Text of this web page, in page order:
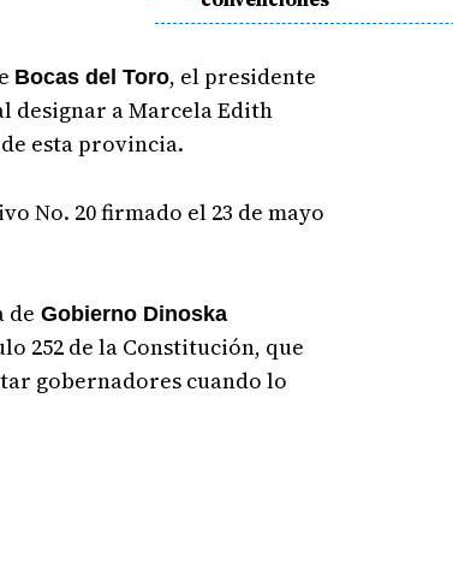
Bocas del Toro, el presidente
a Marcela Edith
esta provincia.
No. 20 firmado el 23 de mayo
de Gobierno Dinoska
252 de la Constitución, que
gobernadores cuando lo